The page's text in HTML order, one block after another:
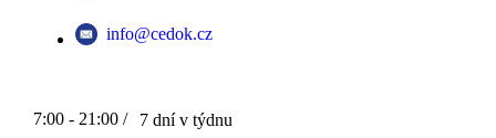
info@cedok.cz
7:00 - 21:00 / 7 dní v týdnu